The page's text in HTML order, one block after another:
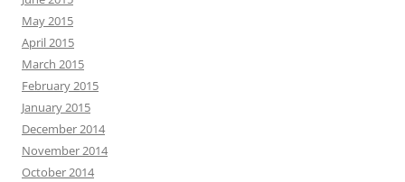
May 2015
April 2015
March 2015
February 2015
January 2015
December 2014
November 2014
October 2014